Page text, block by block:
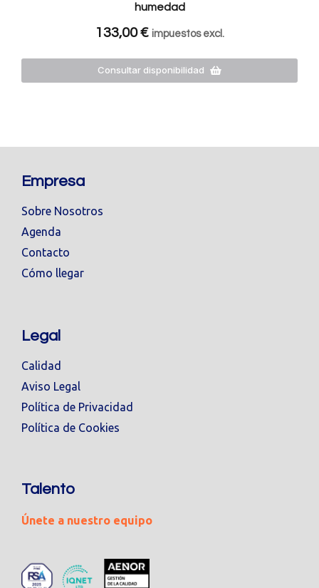
humedad
133,00€ impuestos excl.
Consultar disponibilidad
Empresa
Sobre Nosotros
Agenda
Contacto
Cómo llegar
Legal
Calidad
Aviso Legal
Política de Privacidad
Política de Cookies
Talento
Únete a nuestro equipo